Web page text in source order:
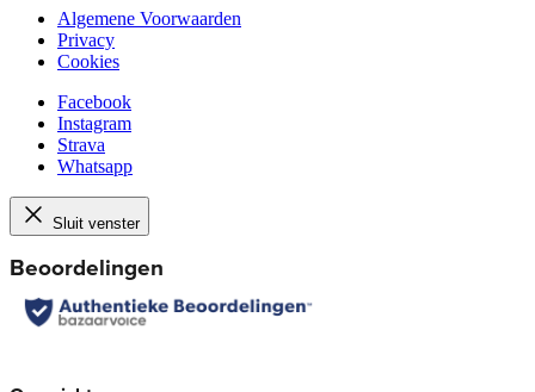
Algemene Voorwaarden
Privacy
Cookies
Facebook
Instagram
Strava
Whatsapp
Sluit venster